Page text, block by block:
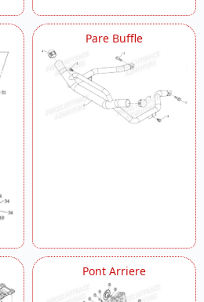
Pare Buffle
Pont Arriere